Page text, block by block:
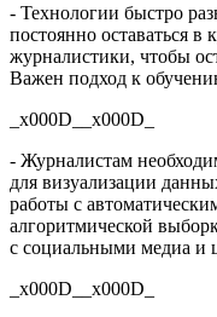
- Технологии быстро
постоянно оставаться
журналистики, чтобы
Важен подход к
_x000D__x000D_
- Журналистам
для визуализации
работы с
алгоритмической
с социальными медиа
_x000D__x000D_